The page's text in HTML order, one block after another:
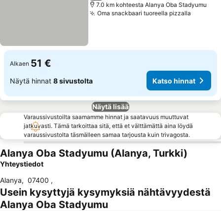
7.0 km kohteesta Alanya Oba Stadyumu
Oma snackbaari tuoreella pizzalla
Alkaen 51 €
Näytä hinnat 8 sivustolta Katso hinnat
Näytä lisää
Varaussivustoilta saamamme hinnat ja saatavuus muuttuvat
jatkuvasti. Tämä tarkoittaa sitä, että et välttämättä aina löydä
varaussivustolta täsmälleen samaa tarjousta kuin trivagosta.
Alanya Oba Stadyumu (Alanya, Turkki)
Yhteystiedot
Alanya, 07400 ,
Usein kysyttyjä kysymyksiä nähtävyydestä
Alanya Oba Stadyumu